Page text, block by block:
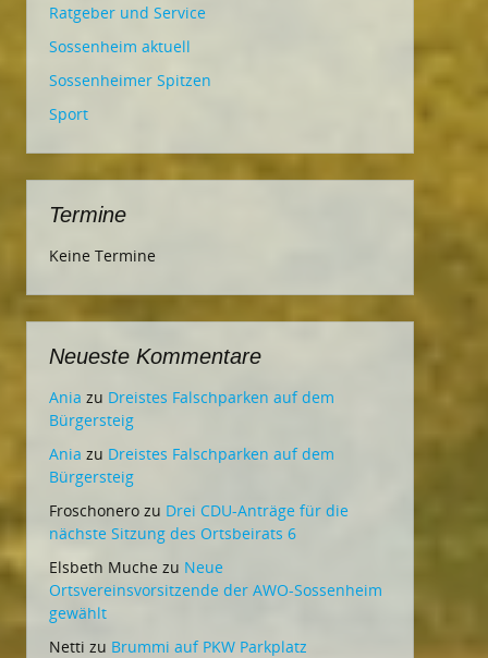
Ratgeber und Service
Sossenheim aktuell
Sossenheimer Spitzen
Sport
Termine
Keine Termine
Neueste Kommentare
Ania zu Dreistes Falschparken auf dem
Bürgersteig
Ania zu Dreistes Falschparken auf dem
Bürgersteig
Froschonero zu Drei CDU-Anträge für die
nächste Sitzung des Ortsbeirats 6
Elsbeth Muche zu Neue
Ortsvereinsvorsitzende der AWO-Sossenheim
gewählt
Netti zu Brummi auf PKW Parkplatz